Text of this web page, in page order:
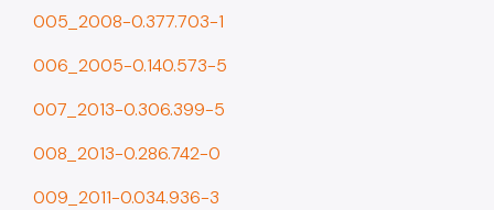
005_2008-0.377.703-1
006_2005-0.140.573-5
007_2013-0.306.399-5
008_2013-0.286.742-0
009_2011-0.034.936-3